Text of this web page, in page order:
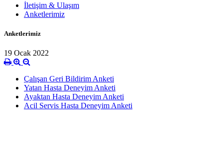
İletişim & Ulaşım
Anketlerimiz
Anketlerimiz
19 Ocak 2022
Çalışan Geri Bildirim Anketi
Yatan Hasta Deneyim Anketi
Ayaktan Hasta Deneyim Anketi
Acil Servis Hasta Deneyim Anketi